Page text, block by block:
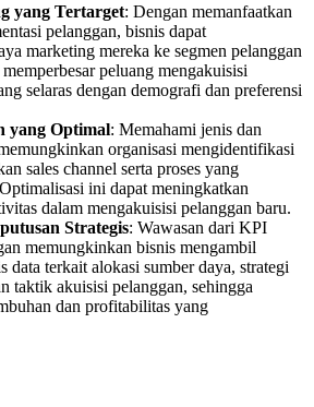
yang Tertarget: Dengan memanfaatkan
pelanggan, bisnis dapat
marketing mereka ke segmen pelanggan
peluang mengakuisisi
selaras dengan demografi dan preferensi
yang Optimal: Memahami jenis dan
organisasi mengidentifikasi
sales channel serta proses yang
ini dapat meningkatkan
dalam mengakuisisi pelanggan baru.
Strategis: Wawasan dari KPI
memungkinkan bisnis mengambil
data terkait alokasi sumber daya, strategi
taktik akuisisi pelanggan, sehingga
dan profitabilitas yang